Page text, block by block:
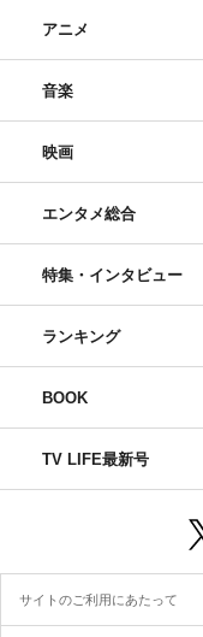
アニメ
音楽
映画
エンタメ総合
特集・インタビュー
ランキング
BOOK
TV LIFE最新号
サイトのご利用にあたって